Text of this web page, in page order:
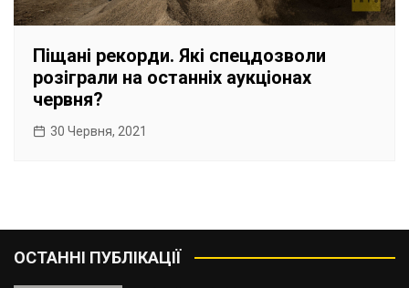
Піщані рекорди. Які спецдозволи
розіграли на останніх аукціонах
червня?
30 Червня, 2021
ОСТАННІ ПУБЛІКАЦІЇ